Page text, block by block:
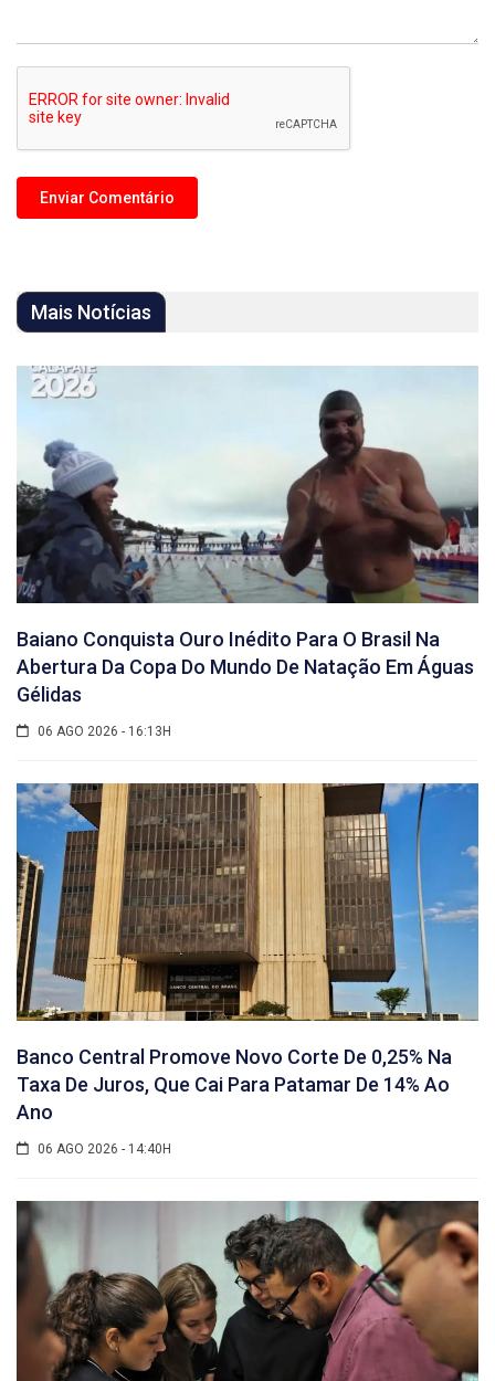
Mais Notícias
Baiano Conquista Ouro Inédito Para O Brasil Na
Abertura Da Copa Do Mundo De Natação Em Águas
Gélidas
06 AGO 2026 - 16:13H
Banco Central Promove Novo Corte De 0,25% Na
Taxa De Juros, Que Cai Para Patamar De 14% Ao
Ano
06 AGO 2026 - 14:40H